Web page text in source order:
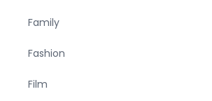
Family
Fashion
Film